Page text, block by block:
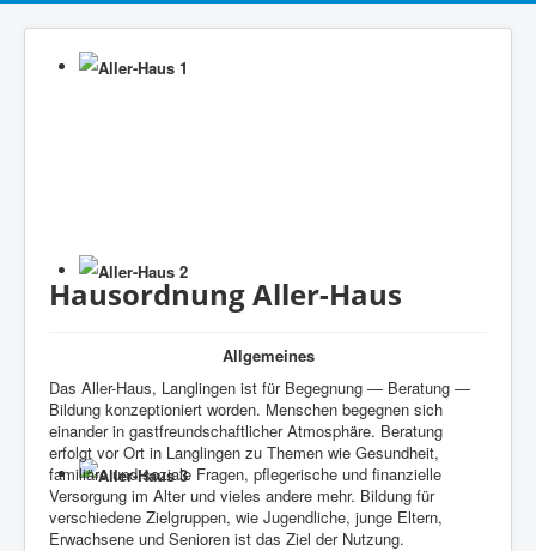
Hausordnung Aller-Haus
Allgemeines
Das Aller-Haus, Langlingen ist für Begegnung — Beratung —
Bildung konzeptioniert worden. Menschen begegnen sich
einander in gastfreundschaftlicher Atmosphäre. Beratung
erfolgt vor Ort in Langlingen zu Themen wie Gesundheit,
familiäre und soziale Fragen, pflegerische und finanzielle
Versorgung im Alter und vieles andere mehr. Bildung für
verschiedene Zielgruppen, wie Jugendliche, junge Eltern,
Erwachsene und Senioren ist das Ziel der Nutzung.